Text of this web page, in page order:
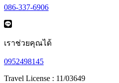
086-337-6906
เราช่วยคุณได้
0952498145
Travel License : 11/03649